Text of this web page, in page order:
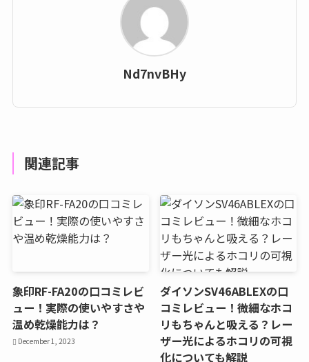
Nd7nvBHy
関連記事
象印RF-FA20の口コミレビ
ュー！実際の使いやすさや
温め乾燥能力は？
December 1, 2023
ダイソンSV46ABLEXの口
コミレビュー！微細なホコ
リもちゃんと吸える？レー
ザー光によるホコリの可視
化についても解説